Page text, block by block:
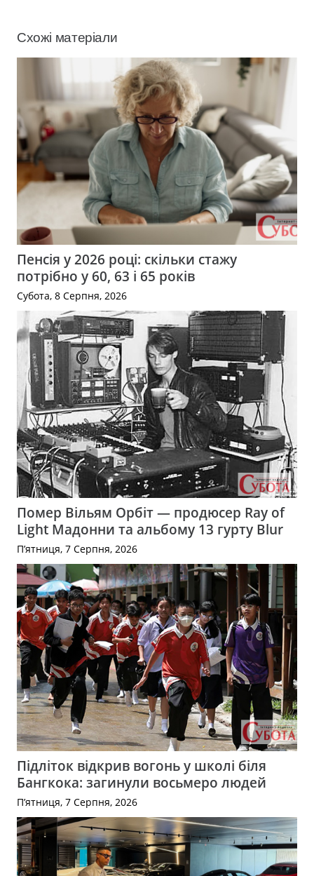
Схожі матеріали
Пенсія у 2026 році: скільки стажу
потрібно у 60, 63 і 65 років
Субота, 8 Серпня, 2026
Помер Вільям Орбіт — продюсер Ray of
Light Мадонни та альбому 13 гурту Blur
П’ятниця, 7 Серпня, 2026
Підліток відкрив вогонь у школі біля
Бангкока: загинули восьмеро людей
П’ятниця, 7 Серпня, 2026